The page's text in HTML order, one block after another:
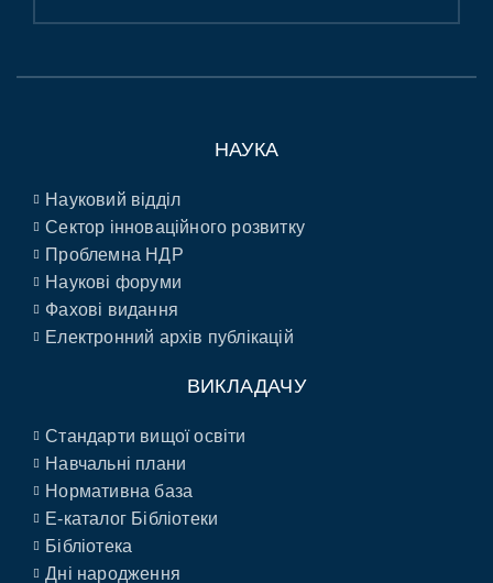
НАУКА
Науковий відділ
Сектор інноваційного розвитку
Проблемна НДР
Наукові форуми
Фахові видання
Електронний архів публікацій
ВИКЛАДАЧУ
Стандарти вищої освіти
Навчальні плани
Нормативна база
E-каталог Бібліотеки
Бібліотека
Дні народження